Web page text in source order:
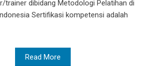
trainer dibidang Metodologi Pelatihan di
Sertifikasi kompetensi adalah
Read More